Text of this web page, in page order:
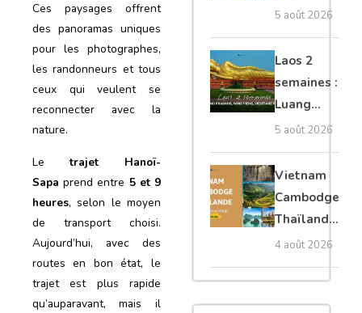
Ces paysages offrent
des panoramas uniques
pour les photographes,
les randonneurs et tous
ceux qui veulent se
reconnecter avec la
nature.
Letrajet Hanoï-
Sapa prend entre 5 et 9
heures, selon le moyen
de transport choisi.
Aujourd’hui, avec des
routes en bon état, le
trajet est plus rapide
qu’auparavant, mais il
Hanoi,
Mékong,
Angkor,
Tonlé Sap
5 août 2026
Laos 2
semaines :
Luang
Prabang,
Vang
Vieng,
Vientiane
privé
5 août 2026
Vietnam
Cambodge
Thaïlande
35 jours :
grands
trésors
d’Asie
4 août 2026